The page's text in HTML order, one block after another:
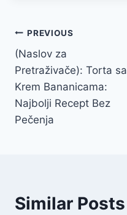
Post
navigation
PREVIOUS
(Naslov za
Pretraživače): Torta sa
Krem Bananicama:
Najbolji Recept Bez
Pečenja
Similar Posts